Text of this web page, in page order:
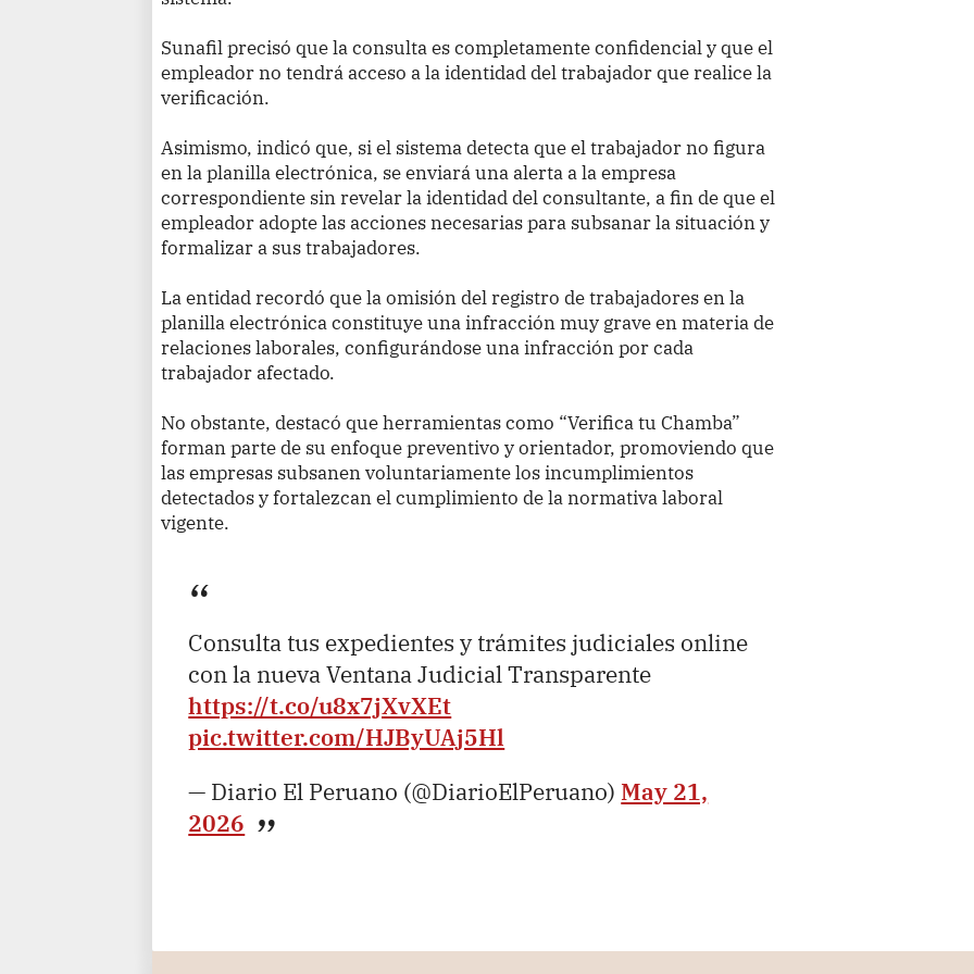
Sunafil precisó que la consulta es completamente confidencial y que el
empleador no tendrá acceso a la identidad del trabajador que realice la
verificación.
Asimismo, indicó que, si el sistema detecta que el trabajador no figura
en la planilla electrónica, se enviará una alerta a la empresa
correspondiente sin revelar la identidad del consultante, a fin de que el
empleador adopte las acciones necesarias para subsanar la situación y
formalizar a sus trabajadores.
La entidad recordó que la omisión del registro de trabajadores en la
planilla electrónica constituye una infracción muy grave en materia de
relaciones laborales, configurándose una infracción por cada
trabajador afectado.
No obstante, destacó que herramientas como “Verifica tu Chamba”
forman parte de su enfoque preventivo y orientador, promoviendo que
las empresas subsanen voluntariamente los incumplimientos
detectados y fortalezcan el cumplimiento de la normativa laboral
vigente.
Consulta tus expedientes y trámites judiciales online
con la nueva Ventana Judicial Transparente
https://t.co/u8x7jXvXEt
pic.twitter.com/HJByUAj5Hl
— Diario El Peruano (@DiarioElPeruano) May 21,
2026